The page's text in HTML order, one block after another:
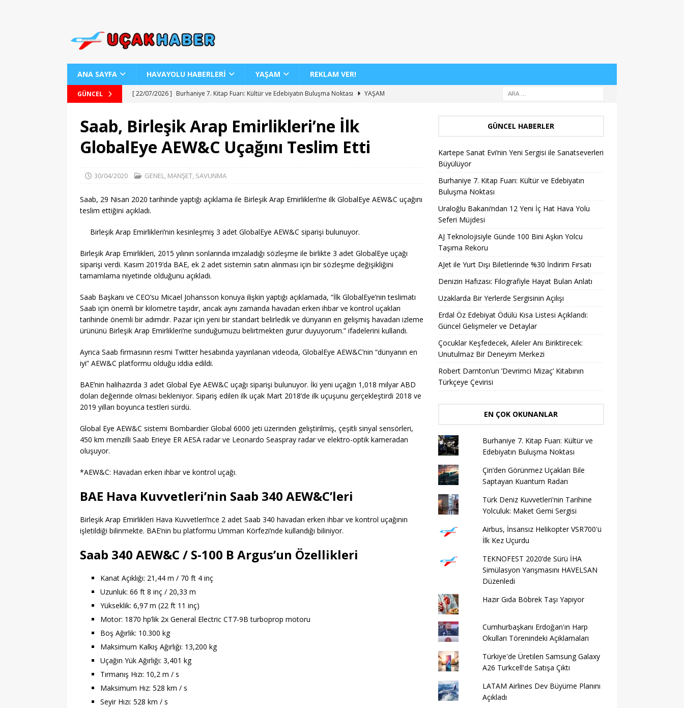
ANA SAYFA HAVAYOLU HABERLERİ YAŞAM REKLAM VER!
GÜNCEL [ 22/07/2026 ] Burhaniye 7. Kitap Fuarı: Kültür ve Edebiyatın Buluşma Noktası
YAŞAM
[ 22/07/2026 ]
AJ Teknolojisiyle Günde 100 Bini Aşkın Yolcu Taşıma Rekoru
AJET
[ 22/07/2026 ]
AJet ile Yurt Dışı Biletlerinde %30 İndirim Fırsatı
KAMPANYALAR
Saab, Birleşik Arap Emirlikleri’ne İlk
GlobalEye AEW&C Uçağını Teslim Etti
30/04/2020 GENEL, MANŞET, SAVUNMA
Saab, 29 Nisan 2020 tarihinde yaptığı açıklama ile Birleşik Arap Emirlikleri’ne ilk GlobalEye AEW&C uçağını
teslim ettiğini açıkladı.
Birleşik Arap Emirlikleri’nin kesinleşmiş 3 adet GlobalEye AEW&C siparişi bulunuyor.
Birleşik Arap Emirlikleri, 2015 yılının sonlarında imzaladığı sözleşme ile birlikte 3 adet GlobalEye uçağı
siparişi verdi. Kasım 2019’da BAE, ek 2 adet sistemin satın alınması için bir sözleşme değişikliğini
tamamlama niyetinde olduğunu açıkladı.
Saab Başkanı ve CEO’su Micael Johansson konuya ilişkin yaptığı açıklamada, “İlk GlobalEye’nin teslimatı
Saab için önemli bir kilometre taşıdır, ancak aynı zamanda havadan erken ihbar ve kontrol uçakları
tarihinde önemli bir adımdır. Pazar için yeni bir standart belirledik ve dünyanın en gelişmiş havadan izleme
ürününü Birleşik Arap Emirlikleri’ne sunduğumuzu belirtmekten gurur duyuyorum.” ifadelerini kullandı.
Ayrıca Saab firmasının resmi Twitter hesabında yayınlanan videoda, GlobalEye AEW&C’nin “dünyanın en
iyi” AEW&C platformu olduğu iddia edildi.
BAE’nin halihazırda 3 adet Global Eye AEW&C uçağı siparişi bulunuyor. İki yeni uçağın 1,018 milyar ABD
doları değerinde olması bekleniyor. Sipariş edilen ilk uçak Mart 2018’de ilk uçuşunu gerçekleştirdi 2018 ve
2019 yılları boyunca testleri sürdü.
Global Eye AEW&C sistemi Bombardier Global 6000 jeti üzerinden geliştirilmiş, çeşitli sinyal sensörleri,
450 km menzilli Saab Erieye ER AESA radar ve Leonardo Seaspray radar ve elektro-optik kameradan
oluşuyor.
*AEW&C: Havadan erken ihbar ve kontrol uçağı.
BAE Hava Kuvvetleri’nin Saab 340 AEW&C’leri
Birleşik Arap Emirlikleri Hava Kuvvetleri’nce 2 adet Saab 340 havadan erken ihbar ve kontrol uçağının
işletildiği bilinmekte. BAE’nin bu platformu Umman Körfezi’nde kullandığı biliniyor.
Saab 340 AEW&C / S-100 B Argus’un Özellikleri
Kanat Açıklığı: 21,44 m / 70 ft 4 inç
Uzunluk: 66 ft 8 inç / 20,33 m
Yükseklik: 6,97 m (22 ft 11 inç)
Motor: 1870 hp’lik 2x General Electric CT7-9B turboprop motoru
Boş Ağırlık: 10.300 kg
Maksimum Kalkış Ağırlığı: 13,200 kg
Uçağın Yük Ağırlığı: 3,401 kg
Tırmanış Hızı: 10,2 m / s
Maksimum Hız: 528 km / s
Seyir Hızı: 528 km / s
GÜNCEL HABERLER
Kartepe Sanat Evi’nin Yeni Sergisi ile Sanatseverleri
Büyülüyor
Burhaniye 7. Kitap Fuarı: Kültür ve Edebiyatın
Buluşma Noktası
Uraloğlu Bakanı’ndan 12 Yeni İç Hat Hava Yolu
Seferi Müjdesi
AJ Teknolojisiyle Günde 100 Bini Aşkın Yolcu
Taşıma Rekoru
AJet ile Yurt Dışı Biletlerinde %30 İndirim Fırsatı
Denizin Hafızası: Filografiyle Hayat Bulan Anlatı
Uzaklarda Bir Yerlerde Sergisinin Açılışı
Erdal Öz Edebiyat Ödülü Kısa Listesi Açıklandı:
Güncel Gelişmeler ve Detaylar
Çocuklar Keşfedecek, Aileler Anı Biriktirecek:
Unutulmaz Bir Deneyim Merkezi
Robert Darnton’un ’Devrimci Mizaç’ Kitabının
Türkçeye Çevirisi
EN ÇOK OKUNANLAR
Burhaniye 7. Kitap Fuarı: Kültür ve
Edebiyatın Buluşma Noktası
Çin’den Görünmez Uçakları Bile
Saptayan Kuantum Radarı
Türk Deniz Kuvvetleri'nin Tarihine
Yolculuk: Maket Gemi Sergisi
Airbus, İnsansız Helikopter VSR700'ü
İlk Kez Uçurdu
TEKNOFEST 2020’de Sürü İHA
Simülasyon Yarışmasını HAVELSAN
Düzenledi
Hazır Gıda Böbrek Taşı Yapıyor
Cumhurbaşkanı Erdoğan'ın Harp
Okulları Törenindeki Açıklamaları
Türkiye'de Üretilen Samsung Galaxy
A26 Turkcell'de Satışa Çıktı
LATAM Airlines Dev Büyüme Planını
Açıkladı